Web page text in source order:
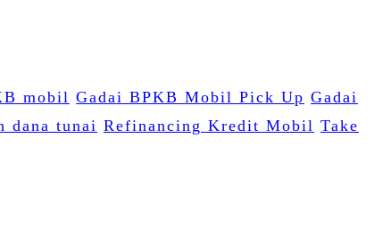
mobil Gadai BPKB Mobil Pick Up Gadai
dana tunai Refinancing Kredit Mobil Take